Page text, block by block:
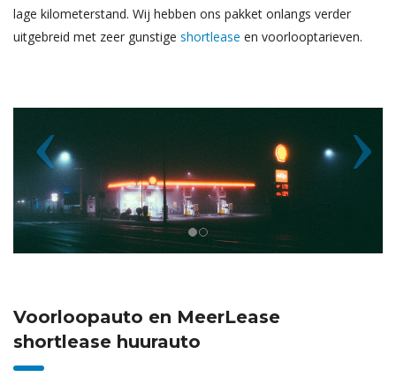
lage kilometerstand. Wij hebben ons pakket onlangs verder
uitgebreid met zeer gunstige shortlease en voorlooptarieven.
Voorloopauto en MeerLease
shortlease huurauto